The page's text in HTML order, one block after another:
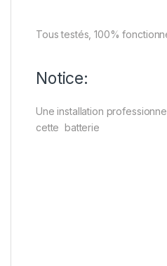
Tous testés, 100%
Notice:
Une installation
cette batterie